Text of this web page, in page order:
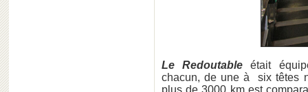
Le Redoutableétait
chacun, de une à six têtes
plus de 3000 km est